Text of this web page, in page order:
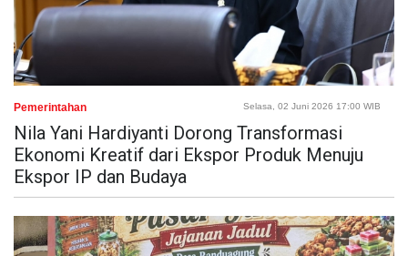
Pemerintahan Selasa, 02 Juni 2026 17:00 WIB
Nila Yani Hardiyanti Dorong Transformasi
Ekonomi Kreatif dari Ekspor Produk Menuju
Ekspor IP dan Budaya